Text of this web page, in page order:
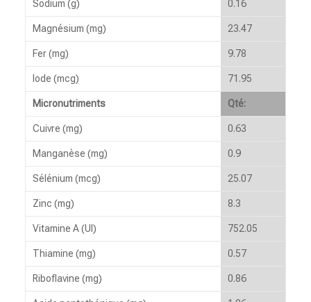
Sodium (g) 0.16
Magnésium (mg) 23.47
Fer (mg) 9.78
Iode (mcg) 71.95
Micronutriments Qté:
Cuivre (mg) 0.63
Manganèse (mg) 0.9
Sélénium (mcg) 25.07
Zinc (mg) 8.3
Vitamine A (UI) 752.05
Thiamine (mg) 0.57
Riboflavine (mg) 0.86